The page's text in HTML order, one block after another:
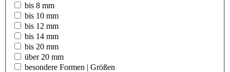
bis 8 mm
bis 10 mm
bis 12 mm
bis 14 mm
bis 20 mm
über 20 mm
besondere Formen | Größen